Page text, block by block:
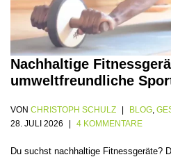
Nachhaltige
umweltfreundliche
VON CHRISTOPH SCHULZ BLOG
28. JULI 2026
4 KOMMENTARE
Du suchst nachhaltige Fitnessgeräte?